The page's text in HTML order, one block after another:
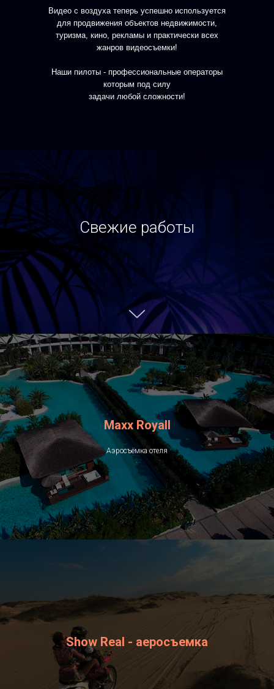
Видео с воздуха теперь успешно используется
для продвижения объектов недвижимости,
туризма, кино, рекламы и практически всех
жанров видеосъемки!
Наши пилоты - профессиональные операторы
которым под силу
задачи любой сложности!
Свежие работы
Maxx Royall
Аэросъёмка отеля
Show Real - аеросъемка